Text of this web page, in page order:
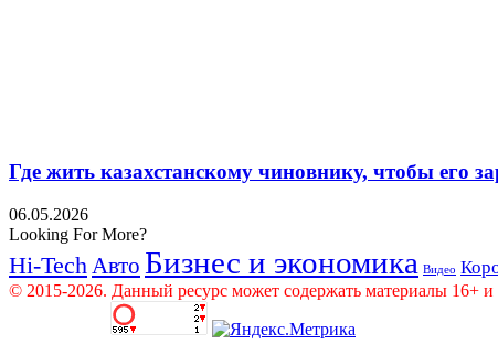
Где жить казахстанскому чиновнику, чтобы его
06.05.2026
Looking For More?
Hi-Tech Авто Бизнес и экономика Видео
© 2015-2026. Данный ресурс может содержать материалы 16+ и